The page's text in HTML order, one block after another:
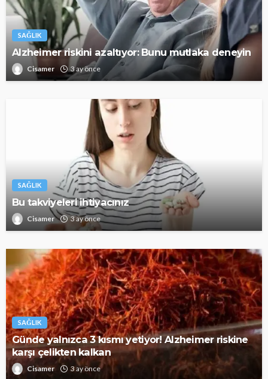
SAĞLIK
Alzheimer riskini azaltıyor: Bunu mutlaka deneyin
Cisamer 3 ay önce
SAĞLIK
Bu takviyeleri ihtiyacınız
Cisamer 3 ay önce
SAĞLIK
Günde yalnızca 3 kısmı yetiyor! Alzheimer riskine
karşı çelikten kalkan
Cisamer 3 ay önce